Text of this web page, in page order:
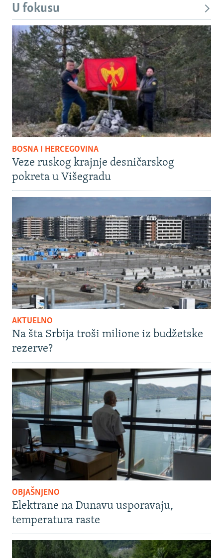
U fokusu
BOSNA I HERCEGOVINA
Veze ruskog krajnje desničarskog
pokreta u Višegradu
AKTUELNO
Na šta Srbija troši milione iz budžetske
rezerve?
OBJAŠNJENO
Elektrane na Dunavu usporavaju,
temperatura raste